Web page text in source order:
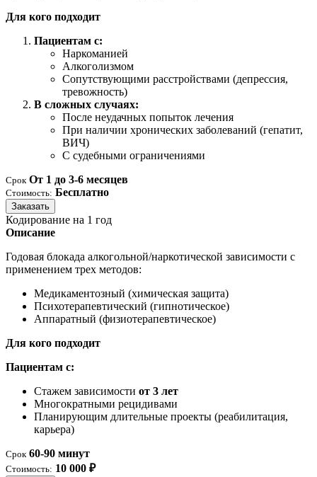
Для кого подходит
Пациентам с:
Наркоманией
Алкоголизмом
Сопутствующими расстройствами (депрессия,
тревожность)
В сложных случаях:
После неудачных попыток лечения
При наличии хронических заболеваний (гепатит,
ВИЧ)
С судебными ограничениями
Срок От 1 до 3-6 месяцев
Стоимость: Бесплатно
Заказать
Кодирование на 1 год
Описание
Годовая блокада алкогольной/наркотической зависимости с
применением трех методов:
Медикаментозный (химическая защита)
Психотерапевтический (гипнотическое)
Аппаратный (физиотерапевтическое)
Для кого подходит
Пациентам с:
Стажем зависимости от 3 лет
Многократными рецидивами
Планирующим длительные проекты (реабилитация,
карьера)
Срок 60-90 минут
Стоимость: 10 000 ₽